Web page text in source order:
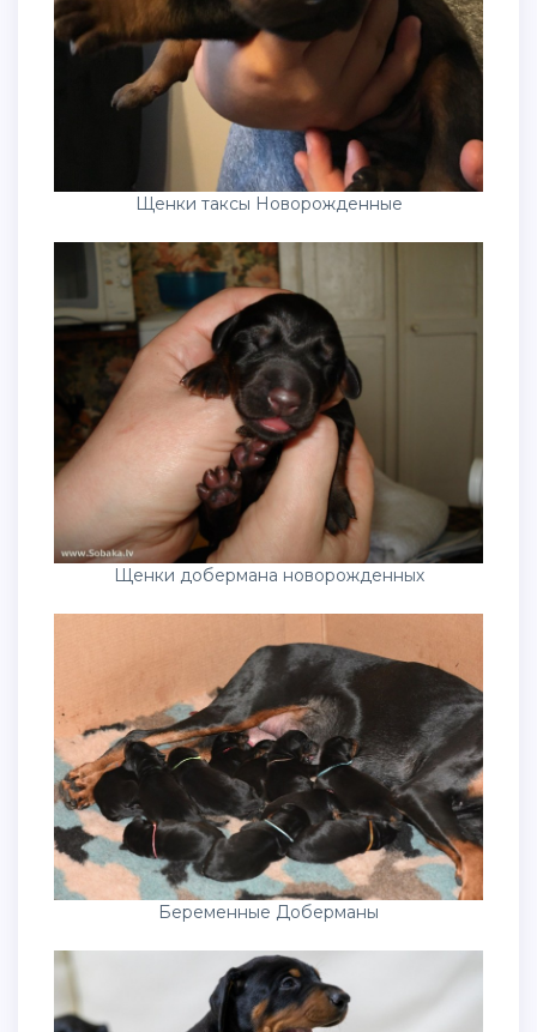
Щенки таксы Новорожденные
Щенки добермана новорожденных
Беременные Доберманы